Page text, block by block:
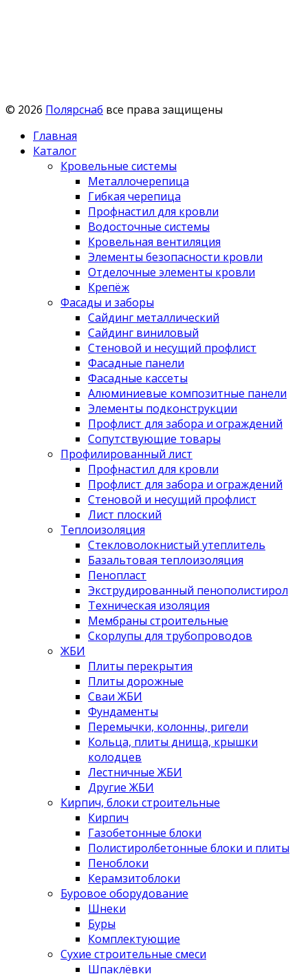
© 2026 Полярснаб все права защищены
Главная
Каталог
Кровельные системы
Металлочерепица
Гибкая черепица
Профнастил для кровли
Водосточные системы
Кровельная вентиляция
Элементы безопасности кровли
Отделочные элементы кровли
Крепёж
Фасады и заборы
Сайдинг металлический
Сайдинг виниловый
Стеновой и несущий профлист
Фасадные панели
Фасадные кассеты
Алюминиевые композитные панели
Элементы подконструкции
Профлист для забора и ограждений
Сопутствующие товары
Профилированный лист
Профнастил для кровли
Профлист для забора и ограждений
Стеновой и несущий профлист
Лист плоский
Теплоизоляция
Стекловолокнистый утеплитель
Базальтовая теплоизоляция
Пенопласт
Экструдированный пенополистирол
Техническая изоляция
Мембраны строительные
Скорлупы для трубопроводов
ЖБИ
Плиты перекрытия
Плиты дорожные
Сваи ЖБИ
Фундаменты
Перемычки, колонны, ригели
Кольца, плиты днища, крышки
колодцев
Лестничные ЖБИ
Другие ЖБИ
Кирпич, блоки строительные
Кирпич
Газобетонные блоки
Полистиролбетонные блоки и плиты
Пеноблоки
Керамзитоблоки
Буровое оборудование
Шнеки
Буры
Комплектующие
Сухие строительные смеси
Шпаклёвки